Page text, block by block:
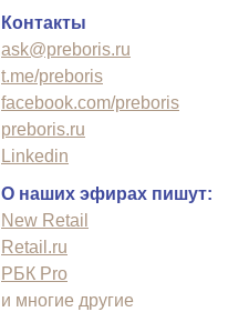
Контакты
ask@preboris.ru
t.me/preboris
facebook.com/preboris
preboris.ru
Linkedin
О наших эфирах пишут:
New Retail
Retail.ru
РБК Pro
и многие другие